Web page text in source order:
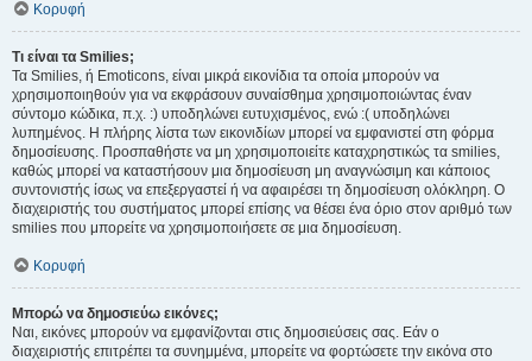
Κορυφή
Τι είναι τα Smilies;
Τα Smilies, ή Emoticons, είναι μικρά εικονίδια τα οποία μπορούν να
χρησιμοποιηθούν για να εκφράσουν συναίσθημα χρησιμοποιώντας έναν
σύντομο κώδικα, π.χ. :) υποδηλώνει ευτυχισμένος, ενώ :( υποδηλώνει
λυπημένος. Η πλήρης λίστα των εικονιδίων μπορεί να εμφανιστεί στη φόρμα
δημοσίευσης. Προσπαθήστε να μη χρησιμοποιείτε καταχρηστικώς τα smilies,
καθώς μπορεί να καταστήσουν μια δημοσίευση μη αναγνώσιμη και κάποιος
συντονιστής ίσως να επεξεργαστεί ή να αφαιρέσει τη δημοσίευση ολόκληρη. Ο
διαχειριστής του συστήματος μπορεί επίσης να θέσει ένα όριο στον αριθμό των
smilies που μπορείτε να χρησιμοποιήσετε σε μια δημοσίευση.
Κορυφή
Μπορώ να δημοσιεύω εικόνες;
Ναι, εικόνες μπορούν να εμφανίζονται στις δημοσιεύσεις σας. Εάν ο
διαχειριστής επιτρέπει τα συνημμένα, μπορείτε να φορτώσετε την εικόνα στο